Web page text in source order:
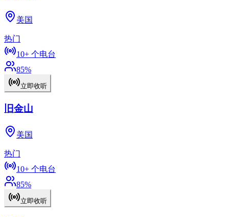
美国
热门
10+ 个电台
85%
立即收听
旧金山
美国
热门
10+ 个电台
85%
立即收听